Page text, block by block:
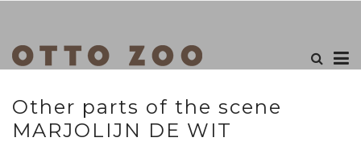
Other parts of the scene
MARJOLIJN DE WIT